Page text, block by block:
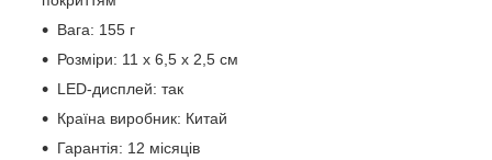
Вага: 155 г
Розміри: 11 х 6,5 х 2,5 см
LED-дисплей: так
Країна виробник: Китай
Гарантія: 12 місяців